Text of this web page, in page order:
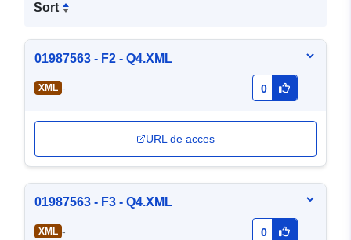
Sort
01987563 - F2 - Q4.XML
XML - 0
URL de acces
01987563 - F3 - Q4.XML
XML - 0